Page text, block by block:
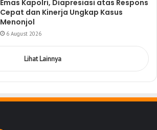
Emas Kapolri, Diapresiasi atas Respons
Cepat dan Kinerja Ungkap Kasus
Menonjol
6 August 2026
Lihat Lainnya